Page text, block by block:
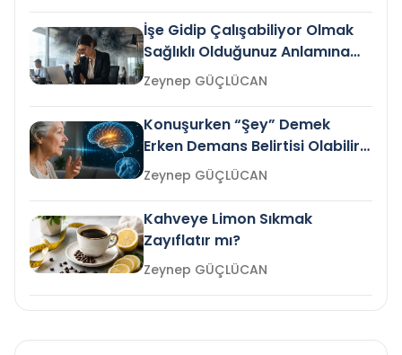
İşe Gidip Çalışabiliyor Olmak
Sağlıklı Olduğunuz Anlamına
Gelir mi?Zeynep GÜÇLÜCAN
Konuşurken “Şey” Demek
Erken Demans Belirtisi Olabilir
mi?
Zeynep GÜÇLÜCAN
Kahveye Limon Sıkmak
Zayıflatır mı?
Zeynep GÜÇLÜCAN